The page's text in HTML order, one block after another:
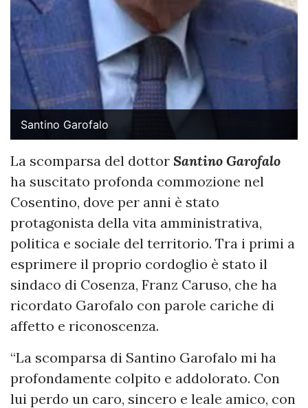
Santino Garofalo
La scomparsa del dottor Santino Garofalo
ha suscitato profonda commozione nel
Cosentino, dove per anni è stato
protagonista della vita amministrativa,
politica e sociale del territorio. Tra i primi a
esprimere il proprio cordoglio è stato il
sindaco di Cosenza, Franz Caruso, che ha
ricordato Garofalo con parole cariche di
affetto e riconoscenza.
“La scomparsa di Santino Garofalo mi ha
profondamente colpito e addolorato. Con
lui perdo un caro, sincero e leale amico, con